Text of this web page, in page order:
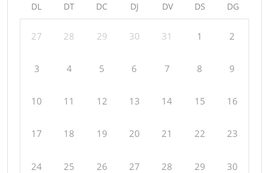
DL DT DC DJ DV DS DG
27 28 29 30 31 1 2
3 4 5 6 7 8 9
10 11 12 13 14 15 16
17 18 19 20 21 22 23
24 25 26 27 28 29 30